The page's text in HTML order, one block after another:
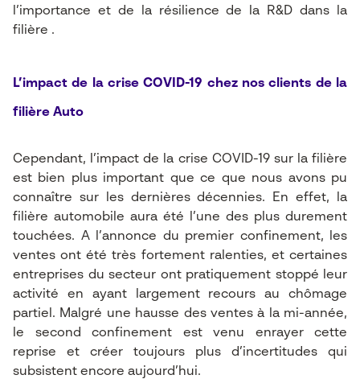
l’importance et de la résilience de la R&D dans la
filière .
L’impact de la crise COVID-19 chez nos clients de la
filière Auto
Cependant, l’impact de la crise COVID-19 sur la filière
est bien plus important que ce que nous avons pu
connaître sur les dernières décennies. En effet, la
filière automobile aura été l’une des plus durement
touchées. A l’annonce du premier confinement, les
ventes ont été très fortement ralenties, et certaines
entreprises du secteur ont pratiquement stoppé leur
activité en ayant largement recours au chômage
partiel. Malgré une hausse des ventes à la mi-année,
le second confinement est venu enrayer cette
reprise et créer toujours plus d’incertitudes qui
subsistent encore aujourd’hui.